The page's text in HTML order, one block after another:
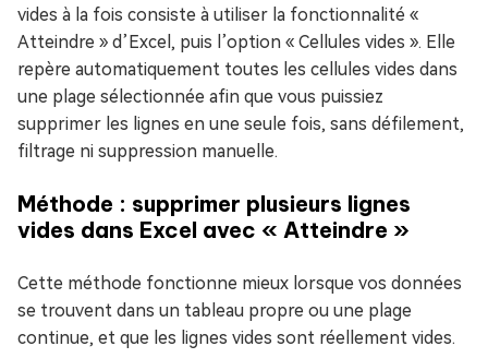
vides à la fois consiste à utiliser la fonctionnalité «
Atteindre » d’Excel, puis l’option « Cellules vides ». Elle
repère automatiquement toutes les cellules vides dans
une plage sélectionnée afin que vous puissiez
supprimer les lignes en une seule fois, sans défilement,
filtrage ni suppression manuelle.
Méthode : supprimer plusieurs lignes
vides dans Excel avec « Atteindre »
Cette méthode fonctionne mieux lorsque vos données
se trouvent dans un tableau propre ou une plage
continue, et que les lignes vides sont réellement vides.